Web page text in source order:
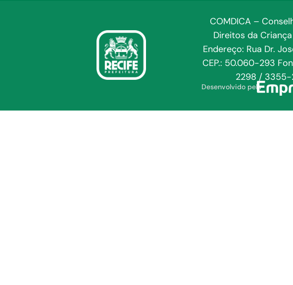
COMDICA –
Direitos da
Endereço: Rua Dr.
CEP.: 50.060-293
2298 / 3355-
Desenvolvido pela